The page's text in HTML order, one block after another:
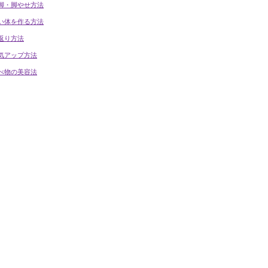
・脚やせ方法
体を作る方法
り方法
アップ方法
物の美容法